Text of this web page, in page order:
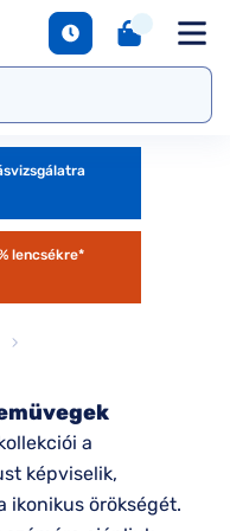
Ralph
Tommy
Emporio
Armani
megtekintése
Kollekciók
Ray-Ban
Guess
Exchange
Ralph
lencsékre*
a
képviselik,
ikonikus örökségét.